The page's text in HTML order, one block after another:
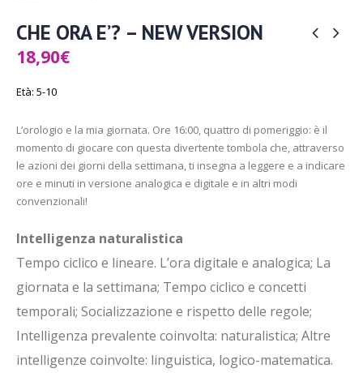
CHE ORA E’? – NEW VERSION
18,90€
Età: 5-10
L’orologio e la mia giornata. Ore 16:00, quattro di pomeriggio: è il
momento di giocare con questa divertente tombola che, attraverso
le azioni dei giorni della settimana, ti insegna a leggere e a indicare
ore e minuti in versione analogica e digitale e in altri modi
convenzionali!
Intelligenza naturalistica
Tempo ciclico e lineare. L’ora digitale e analogica; La
giornata e la settimana; Tempo ciclico e concetti
temporali; Socializzazione e rispetto delle regole;
Intelligenza prevalente coinvolta: naturalistica; Altre
intelligenze coinvolte: linguistica, logico-matematica.